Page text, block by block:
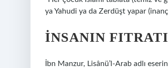
ya Yahudi ya da Zerdüşt yapar
İNSANIN
İbn Manzur, Lisânü’l-Arab adlı